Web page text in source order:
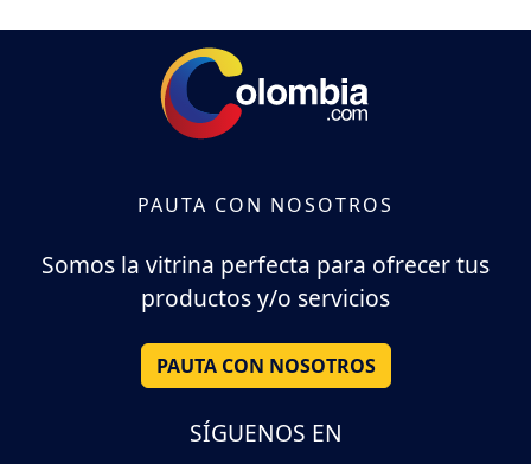
PAUTA CON NOSOTROS
Somos la vitrina perfecta para ofrecer tus
productos y/o servicios
PAUTA CON NOSOTROS
SÍGUENOS EN